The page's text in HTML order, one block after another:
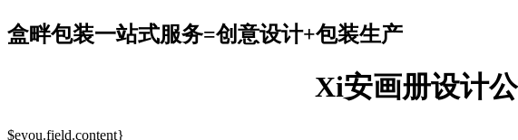
盒畔包装一站式服务=创意设计+包装生产
Xi安画册设计
$eyou.field.content}